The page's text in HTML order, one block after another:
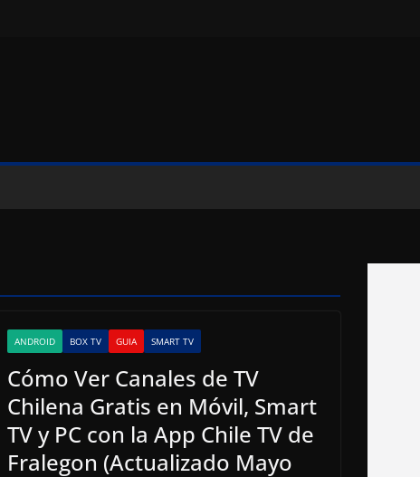
ANDROID BOX TV GUIA SMART TV
Cómo Ver Canales de TV
Chilena Gratis en Móvil, Smart
TV y PC con la App Chile TV de
Fralegon (Actualizado Mayo